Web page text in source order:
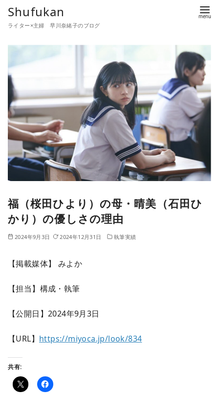
Shufukan
ライター×主婦 早川奈緒子のブログ
福（桜田ひより）の母・晴美（石田ひ
かり）の優しさの理由
2024年9月3日 2024年12月31日 執筆実績
【掲載媒体】 みよか
【担当】構成・執筆
【公開日】2024年9月3日
【URL】 https://miyoca.jp/look/834
共有: